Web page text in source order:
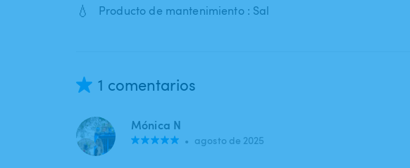
💧 Producto de mantenimiento : Sal
1 comentarios
Mónica N
• agosto de 2025